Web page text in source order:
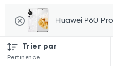
Huawei P60 Pro
Trier par
Pertinence